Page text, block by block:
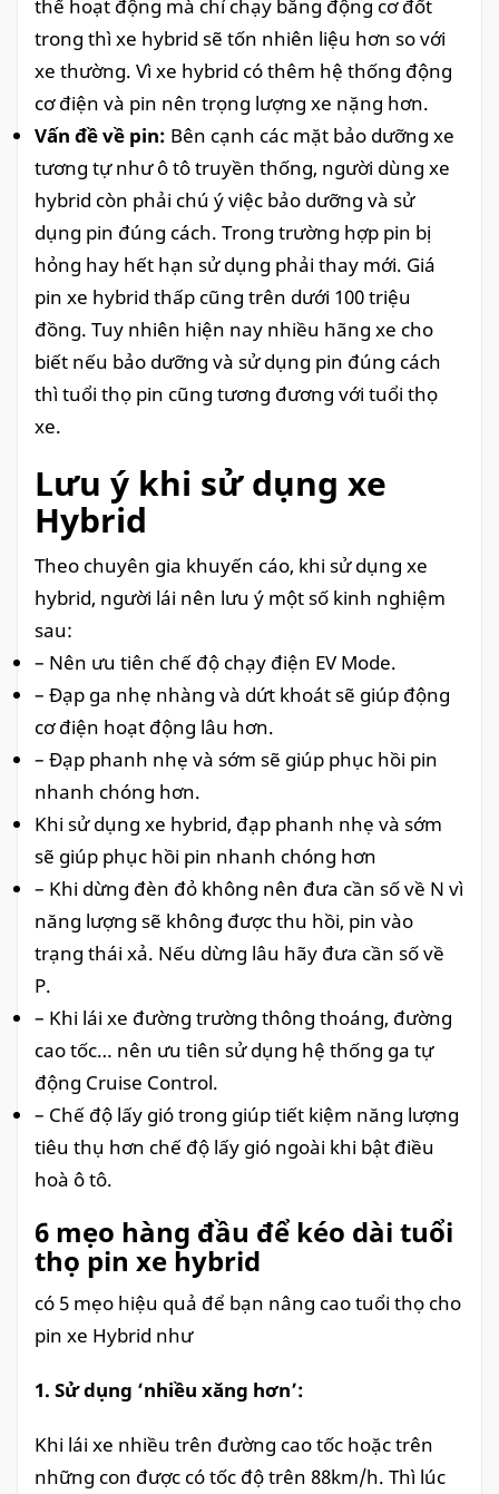
thể hoạt động mà chỉ chạy bằng động cơ đốt
trong thì xe hybrid sẽ tốn nhiên liệu hơn so với
xe thường. Vì xe hybrid có thêm hệ thống động
cơ điện và pin nên trọng lượng xe nặng hơn.
Vấn đề về pin: Bên cạnh các mặt bảo dưỡng xe
tương tự như ô tô truyền thống, người dùng xe
hybrid còn phải chú ý việc bảo dưỡng và sử
dụng pin đúng cách. Trong trường hợp pin bị
hỏng hay hết hạn sử dụng phải thay mới. Giá
pin xe hybrid thấp cũng trên dưới 100 triệu
đồng. Tuy nhiên hiện nay nhiều hãng xe cho
biết nếu bảo dưỡng và sử dụng pin đúng cách
thì tuổi thọ pin cũng tương đương với tuổi thọ
xe.
Lưu ý khi sử dụng xe
Hybrid
Theo chuyên gia khuyến cáo, khi sử dụng xe
hybrid, người lái nên lưu ý một số kinh nghiệm
sau:
– Nên ưu tiên chế độ chạy điện EV Mode.
– Đạp ga nhẹ nhàng và dứt khoát sẽ giúp động
cơ điện hoạt động lâu hơn.
– Đạp phanh nhẹ và sớm sẽ giúp phục hồi pin
nhanh chóng hơn.
Khi sử dụng xe hybrid, đạp phanh nhẹ và sớm
sẽ giúp phục hồi pin nhanh chóng hơn
– Khi dừng đèn đỏ không nên đưa cần số về N vì
năng lượng sẽ không được thu hồi, pin vào
trạng thái xả. Nếu dừng lâu hãy đưa cần số về
P.
– Khi lái xe đường trường thông thoáng, đường
cao tốc… nên ưu tiên sử dụng hệ thống ga tự
động Cruise Control.
– Chế độ lấy gió trong giúp tiết kiệm năng lượng
tiêu thụ hơn chế độ lấy gió ngoài khi bật điều
hoà ô tô.
6 mẹo hàng đầu để kéo dài tuổi
thọ pin xe hybrid
có 5 mẹo hiệu quả để bạn nâng cao tuổi thọ cho
pin xe Hybrid như
1. Sử dụng ‘nhiều xăng hơn’:
Khi lái xe nhiều trên đường cao tốc hoặc trên
những con được có tốc độ trên 88km/h. Thì lúc